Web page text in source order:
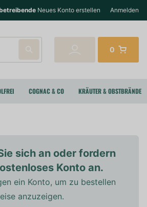
Neues Konto erstellen Anmelden
0
COGNAC & CO KRÄUTER & OBSTBRÄNDE
sich an oder fordern
Konto an.
ein Konto, um zu bestellen
anzuzeigen.